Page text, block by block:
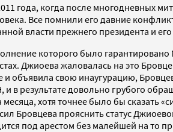
года, когда после многодневных
Все помнили его давние
власти прежнего президента и
которого было гарантировано
Джиоева жаловалась на это
объявила свою инаугурацию,
в результате довольно грубого
хотя точнее было бы сказать
Бровцева прояснить статус
под арестом без малейшей на то